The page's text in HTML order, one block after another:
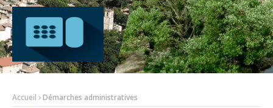
Accueil Démarches administratives